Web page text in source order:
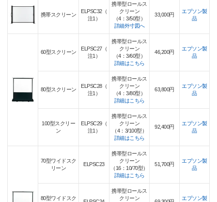
携帯スクリーン
ELPSC32（
注1）
携帯型ロールス
クリーン
（4：3/50型）
詳細外寸図へ
33,000円
エプソン製
品
60型スクリーン
ELPSC27（
注1）
携帯型ロールス
クリーン
（4：3/60型）
詳細はこちら
46,200円
エプソン製
品
80型スクリーン
ELPSC28（
注1）
携帯型ロールス
クリーン
（4：3/80型）
詳細はこちら
63,800円
エプソン製
品
100型スクリー
ン
ELPSC29（
注1）
携帯型ロールス
クリーン
（4：3/100型）
詳細はこちら
92,400円
エプソン製
品
70型ワイドスク
リーン
ELPSC23
携帯型ロールス
クリーン
（16：10/70型）
詳細はこちら
51,700円
エプソン製
品
80型ワイドスク
携帯型ロールス
クリーン
エプソン製